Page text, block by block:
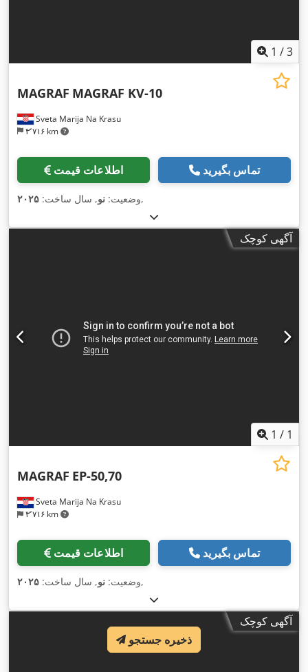
1 /3
Sveta Marija Na Krasu
۳٬۷۱۶ km
MAGRAF MAGRAF KV-10
اطلاعات قیمت تماس بگیرید
وضعیت: نو, سال ساخت: ۲۰۲۵ ,
آگهی کوچک
1 / 1
Sveta Marija Na Krasu
۳٬۷۱۶ km
MAGRAF EP-50,70
اطلاعات قیمت تماس بگیرید
وضعیت: نو, سال ساخت: ۲۰۲۵ ,
آگهی کوچک
ذخیره جستجو